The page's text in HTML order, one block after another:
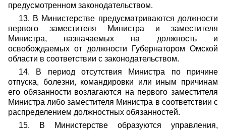
предусмотренном законодательством.
13. В Министерстве предусматриваются должности
первого заместителя Министра и заместителя
Министра, назначаемых на должность и
освобождаемых от должности Губернатором Омской
области в соответствии с законодательством.
14. В период отсутствия Министра по причине
отпуска, болезни, командировки или иным причинам
его обязанности возлагаются на первого заместителя
Министра либо заместителя Министра в соответствии с
распределением должностных обязанностей.
15. В Министерстве образуются управления,